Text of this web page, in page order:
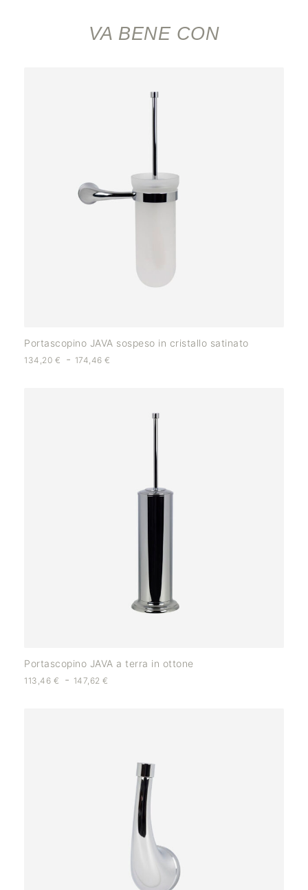
VA BENE CON
Portascopino JAVA sospeso in cristallo satinato
134,20 € - 174,46€
Portascopino JAVA a terra in ottone
113,46 € - 147,62€